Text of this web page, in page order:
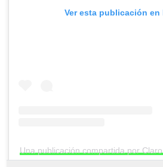
Ver esta publicación en
Una publicación compartida por